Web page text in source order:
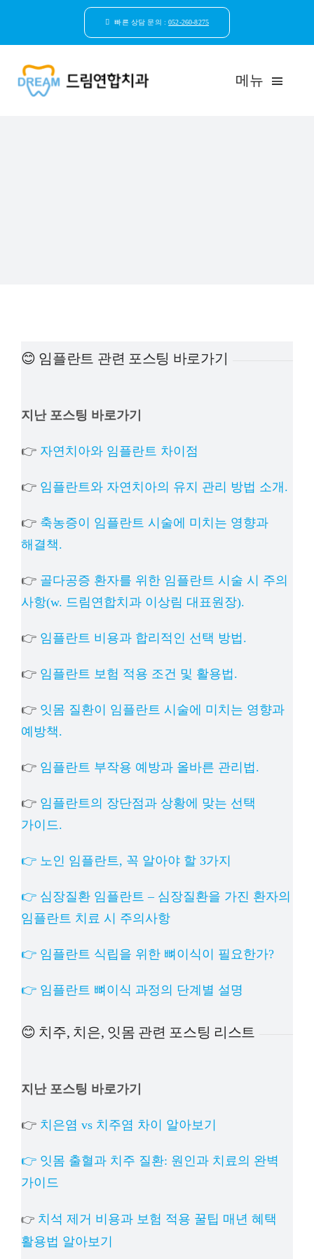
빠른 상담 문의 :052-260-8275
메뉴
상담예약
😊 임플란트 관련 포스팅 바로가기
지난 포스팅 바로가기
👉 자연치아와 임플란트 차이점
👉 임플란트와 자연치아의 유지 관리 방법 소개.
👉 축농증이 임플란트 시술에 미치는 영향과
해결책.
👉 골다공증 환자를 위한 임플란트 시술 시 주의
사항(w. 드림연합치과 이상림 대표원장).
👉 임플란트 비용과 합리적인 선택 방법.
👉 임플란트 보험 적용 조건 및 활용법.
👉 잇몸 질환이 임플란트 시술에 미치는 영향과
예방책.
👉 임플란트 부작용 예방과 올바른 관리법.
👉 임플란트의 장단점과 상황에 맞는 선택
가이드.
👉 노인 임플란트, 꼭 알아야 할 3가지
👉 심장질환 임플란트 – 심장질환을 가진 환자의
임플란트 치료 시 주의사항
👉 임플란트 식립을 위한 뼈이식이 필요한가?
👉 임플란트 뼈이식 과정의 단계별 설명
😊 치주, 치은, 잇몸 관련 포스팅 리스트
지난 포스팅 바로가기
👉 치은염 vs 치주염 차이 알아보기
👉 잇몸 출혈과 치주 질환: 원인과 치료의 완벽
가이드
👉 치석 제거 비용과 보험 적용 꿀팁 매년 혜택
활용법 알아보기